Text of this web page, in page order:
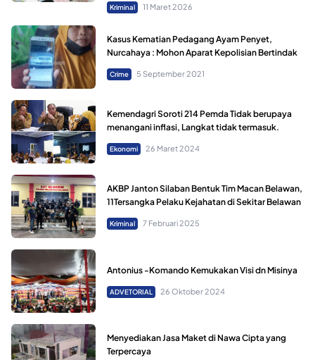
Kriminal 11 Maret 2026
Kasus Kematian Pedagang Ayam Penyet,
Nurcahaya : Mohon Aparat Kepolisian Bertindak
Crime 5 September 2021
Kemendagri Soroti 214 Pemda Tidak berupaya
menangani inflasi, Langkat tidak termasuk.
Ekonomi 26 Maret 2024
AKBP Janton Silaban Bentuk Tim Macan Belawan,
11Tersangka Pelaku Kejahatan di Sekitar Belawan
Kriminal 7 Februari 2025
Antonius -Komando Kemukakan Visi dn Misinya
ADVETORIAL 26 Oktober 2024
Menyediakan Jasa Maket di Nawa Cipta yang
Terpercaya